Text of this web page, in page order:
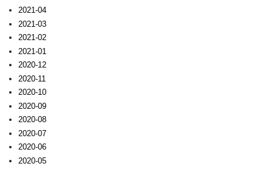
2021-04
2021-03
2021-02
2021-01
2020-12
2020-11
2020-10
2020-09
2020-08
2020-07
2020-06
2020-05